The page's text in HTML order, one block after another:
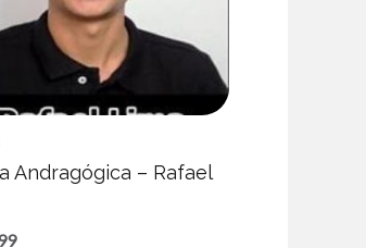
Andragógica – Rafael